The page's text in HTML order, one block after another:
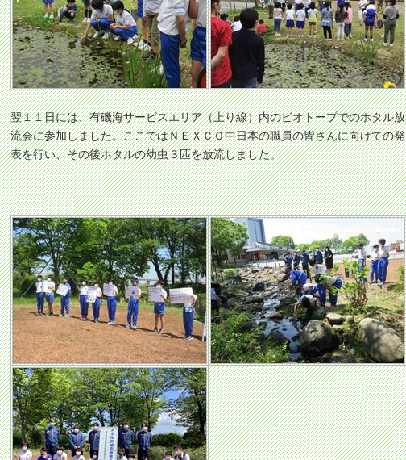
翌１１日には、有磯海サービスエリア（上り線）内のビオトープでのホタル放
流会に参加しました。ここではＮＥＸＣＯ中日本の職員の皆さんに向けての発
表を行い、その後ホタルの幼虫３匹を放流しました。